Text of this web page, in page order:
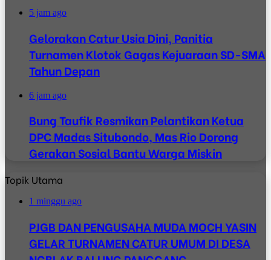
5 jam ago
Gelorakan Catur Usia Dini, Panitia
Turnamen Klotok Gagas Kejuaraan SD-SMA
Tahun Depan
6 jam ago
Bung Taufik Resmikan Pelantikan Ketua
DPC Madas Situbondo, Mas Rio Dorong
Gerakan Sosial Bantu Warga Miskin
Topik Utama
1 minggu ago
PJGB DAN PENGUSAHA MUDA MOCH YASIN
GELAR TURNAMEN CATUR UMUM DI DESA